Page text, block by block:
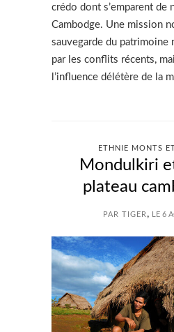
crédo dont s’emparent de
Cambodge. Une mission
sauvegarde du patrimoine
par les conflits récents,
l’influence délétère de la
ETHNIE MONTS
Mondulkiri
plateau
PAR TIGER , LE 6